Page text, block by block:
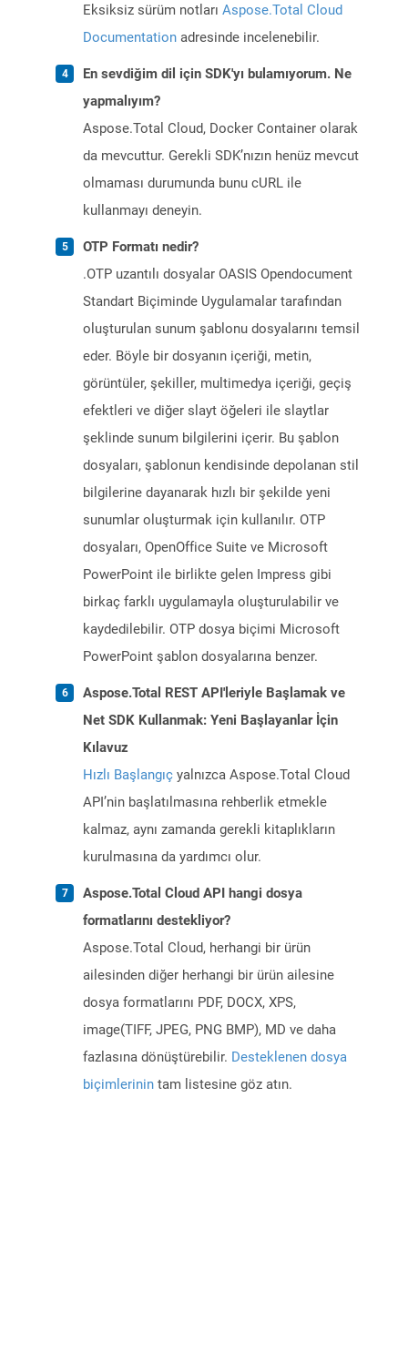
Eksiksiz sürüm notları Aspose.Total Cloud
Documentation adresinde incelenebilir.
En sevdiğim dil için SDK'yı bulamıyorum. Ne
yapmalıyım?
Aspose.Total Cloud, Docker Container olarak
da mevcuttur. Gerekli SDK’nızın henüz mevcut
olmaması durumunda bunu cURL ile
kullanmayı deneyin.
OTP Formatı nedir?
.OTP uzantılı dosyalar OASIS Opendocument
Standart Biçiminde Uygulamalar tarafından
oluşturulan sunum şablonu dosyalarını temsil
eder. Böyle bir dosyanın içeriği, metin,
görüntüler, şekiller, multimedya içeriği, geçiş
efektleri ve diğer slayt öğeleri ile slaytlar
şeklinde sunum bilgilerini içerir. Bu şablon
dosyaları, şablonun kendisinde depolanan stil
bilgilerine dayanarak hızlı bir şekilde yeni
sunumlar oluşturmak için kullanılır. OTP
dosyaları, OpenOffice Suite ve Microsoft
PowerPoint ile birlikte gelen Impress gibi
birkaç farklı uygulamayla oluşturulabilir ve
kaydedilebilir. OTP dosya biçimi Microsoft
PowerPoint şablon dosyalarına benzer.
Aspose.Total REST API'leriyle Başlamak ve
Net SDK Kullanmak: Yeni Başlayanlar İçin
Kılavuz
Hızlı Başlangıç yalnızca Aspose.Total Cloud
API’nin başlatılmasına rehberlik etmekle
kalmaz, aynı zamanda gerekli kitaplıkların
kurulmasına da yardımcı olur.
Aspose.Total Cloud API hangi dosya
formatlarını destekliyor?
Aspose.Total Cloud, herhangi bir ürün
ailesinden diğer herhangi bir ürün ailesine
dosya formatlarını PDF, DOCX, XPS,
image(TIFF, JPEG, PNG BMP), MD ve daha
fazlasına dönüştürebilir. Desteklenen dosya
biçimlerinin tam listesine göz atın.